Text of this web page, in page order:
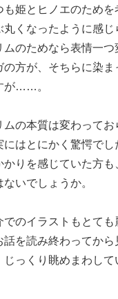
も姫とヒノエのため
丸くなったように感
のためなら表情一つ
方が、そちらに染ま
が……。
の本質は変わってお
にはとにかく驚愕で
かりを感じていた方も
いでしょうか。
のイラストもとても
話を読み終わってか
っくり眺めまわして